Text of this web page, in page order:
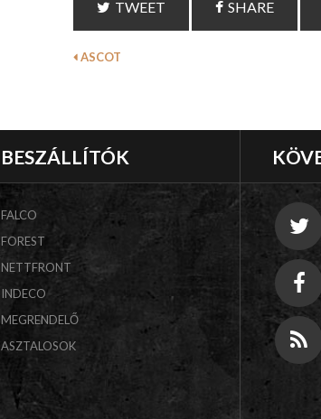
TWEET SHARE
ASCOT
BESZÁLLÍTÓK
FALCO
FOREST
NETTFRONT
INDECO
MEGRENDELŐ
ASZTALOSOK